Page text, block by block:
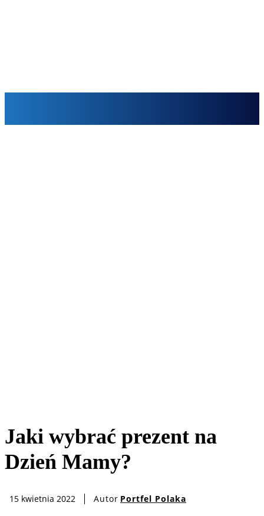
Jaki wybrać prezent na
Dzień Mamy?
15 kwietnia 2022 Autor Portfel Polaka